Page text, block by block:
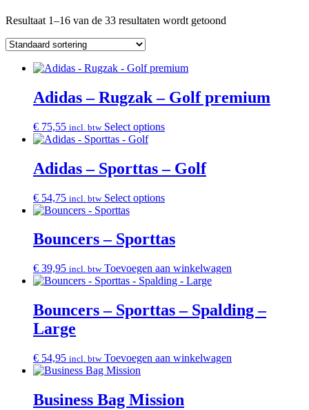
Resultaat 1–16 van de 33 resultaten wordt getoond
Adidas – Rugzak – Golf premium
€ 75,55 incl. btw Select options
Adidas – Sporttas – Golf
€ 54,75 incl. btw Select options
Bouncers – Sporttas
€ 39,95 incl. btw Toevoegen aan winkelwagen
Bouncers – Sporttas – Spalding –
Large
€ 54,95 incl. btw Toevoegen aan winkelwagen
Business Bag Mission